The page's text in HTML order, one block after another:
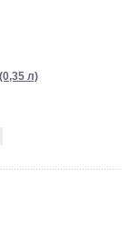
л)